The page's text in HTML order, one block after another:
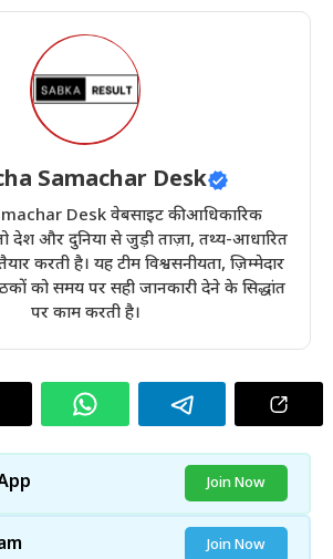
Samachar Desk
Desk वेबसाइट की आधिकारिक
देश और दुनिया से जुड़ी ताज़ा, तथ्य-आधारित
करती है। यह टीम विश्वसनीयता, ज़िम्मेदार
को समय पर सही जानकारी देने के सिद्धांत
पर काम करती है।
Join Now
Join Now